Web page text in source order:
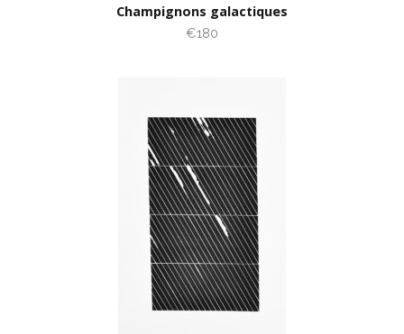
Champignons galactiques
€180